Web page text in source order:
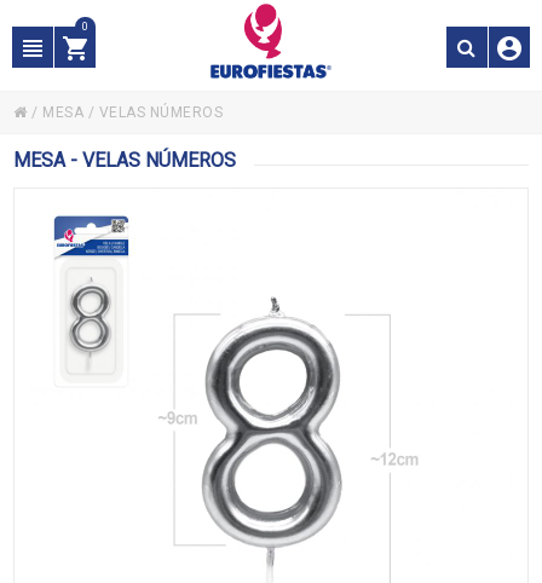
0
/ MESA / VELAS NÚMEROS
MESA - VELAS NÚMEROS